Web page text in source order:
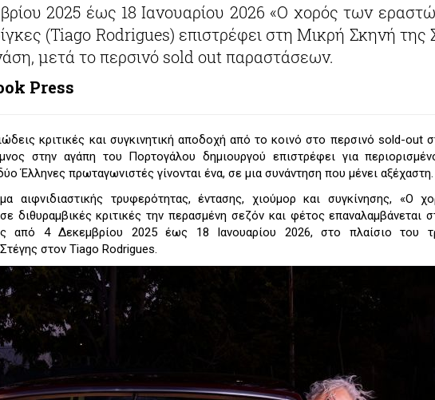
2025 έως 18 Ιανουαρίου 2026 «Ο χορός των
(Tiago Rodrigues) επιστρέφει στη Μικρή Σκηνή της
μετά το περσινό sold out παραστάσεων.
Press
κριτικές και συγκινητική αποδοχή από το κοινό στο περσινό sold-out
στην αγάπη του Πορτογάλου δημιουργού επιστρέφει για
Έλληνες πρωταγωνιστές γίνονται ένα, σε μια συνάντηση που μένει αξέχαστη.
αιφνιδιαστικής τρυφερότητας, έντασης, χιούμορ και συγκίνησης, «Ο
διθυραμβικές κριτικές την περασμένη σεζόν και φέτος επαναλαμβάνεται
από 4 Δεκεμβρίου 2025 έως 18 Ιανουαρίου 2026, στο πλαίσιο του
στον Tiago Rodrigues.